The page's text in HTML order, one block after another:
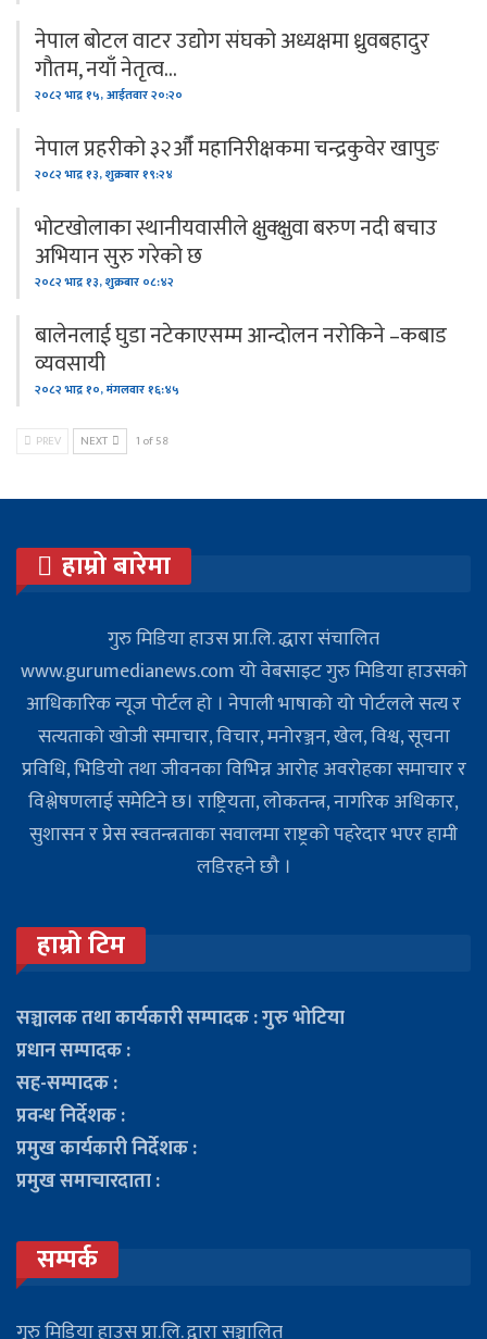
नेपाल बोटल वाटर उद्योग संघको अध्यक्षमा ध्रुवबहादुर
गौतम, नयाँ नेतृत्व…
२०८२ भाद्र १५, आईतवार २०:२०
नेपाल प्रहरीको ३२औँ महानिरीक्षकमा चन्द्रकुवेर खापुङ
२०८२ भाद्र १३, शुक्रबार १९:२४
भोटखोलाका स्थानीयवासीले क्षुक्क्षुवा बरुण नदी बचाउ
अभियान सुरु गरेको छ
२०८२ भाद्र १३, शुक्रबार ०८:४२
बालेनलाई घुडा नटेकाएसम्म आन्दोलन नरोकिने –कबाड
व्यवसायी
२०८२ भाद्र १०, मंगलवार १६:४५
PREV NEXT 1 of 58
हाम्रो बारेमा
गुरु मिडिया हाउस प्रा.लि. द्धारा संचालित
www.gurumedianews.com यो वेबसाइट गुरु मिडिया हाउसकाे
आधिकारिक न्यूज पोर्टल हो । नेपाली भाषाको यो पोर्टलले सत्य र
सत्यताको खोजी समाचार, विचार, मनोरञ्जन, खेल, विश्व, सूचना
प्रविधि, भिडियो तथा जीवनका विभिन्न आरोह अवरोहका समाचार र
विश्लेषणलाई समेटिने छ। राष्ट्रियता, लोकतन्त्र, नागरिक अधिकार,
सुशासन र प्रेस स्वतन्त्रताका सवालमा राष्ट्रको पहरेदार भएर हामी
लडिरहने छौ ।
हाम्रो टिम
सञ्चालक तथा कार्यकारी सम्पादक : गुरु भोटिया
प्रधान सम्पादक :
सह-सम्पादक :
प्रवन्ध निर्देशक :
प्रमुख कार्यकारी निर्देशक :
प्रमुख समाचारदाता :
सम्पर्क